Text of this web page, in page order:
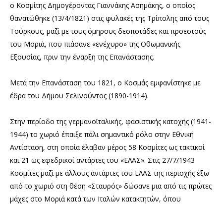
ο Κοσμίτης Δημογέροντας Γιαννάκης Ασημάκης, ο οποίος
θανατώθηκε (13/4/1821) στις φυλακές της Τρίπολης από τους
Τούρκους, μαζί με τους όμηρους δεσποτάδες και προεστούς
του Μοριά, που πιάσανε «ενέχυρο» της Οθωμανικής
Εξουσίας, πριν την έναρξη της Επανάστασης.
Μετά την Επανάσταση του 1821, ο Κοσμάς εμφανίστηκε με
έδρα του Δήμου Σελινούντος (1890-1914).
Στην περίοδο της γερμανοϊταλικής, φασιστικής κατοχής (1941-
1944) το χωριό έπαιξε πάλι σημαντικό ρόλο στην Εθνική
Αντίσταση, στη οποία έλαβαν μέρος 58 Κοσμίτες ως τακτικοί
και 21 ως εφεδρικοί αντάρτες του «ΕΛΑΣ». Στις 27/7/1943
Κοσμίτες μαζί με άλλους αντάρτες του ΕΛΑΣ της περιοχής έξω
από το χωριό στη θέση «Σταυρός» δώσανε μια από τις πρώτες
μάχες στο Μοριά κατά των Ιταλών κατακτητών, όπου